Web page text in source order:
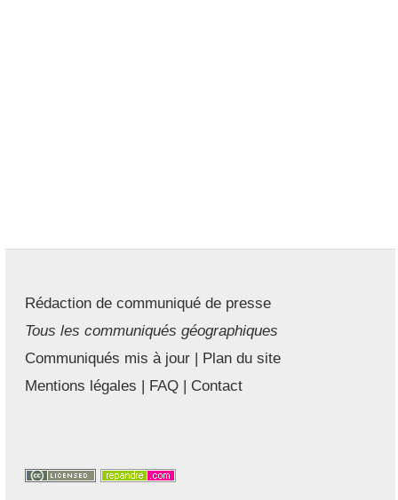
Rédaction de communiqué de presse
Tous les communiqués géographiques
Communiqués mis à jour | Plan du site
Mentions légales | FAQ | Contact